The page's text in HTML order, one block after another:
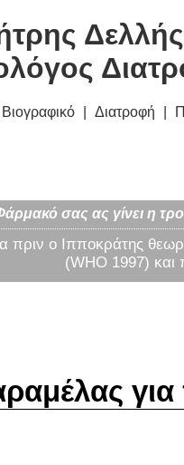
Βιογραφικό Διατροφή
σας ας γίνει η
πριν ο Ιπποκράτης
(WHO 1997) και